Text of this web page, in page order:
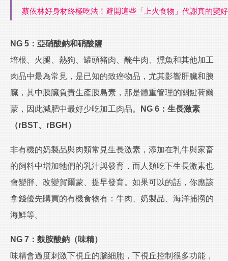
蔡依林好身材終極吃法！避開這些「上火食物」代謝真的變
NG 5：亞硝酸鈉和硝酸鹽
培根、火腿、熱狗、罐頭豬肉、醃牛肉、燻魚和其他加工
肉品中最為常見，是已知的致癌物品，尤其影響肝臟和胰
臟，其中胰臟負責生產胰島素，那是體重管理的關鍵荷爾
蒙，因此減肥中最好少吃加工肉品。
NG 6：生長激素
（rBST、rBGH）
非有機的奶製品與肉類常見生長激素，添加在乳牛與家畜
的飼料中增加牠們的乳汁與發育，而人類吃下生長激素也
會變胖、改變賀爾蒙、提早發育。如果可以的話，你應該
拿錢優先購買的有機食物有：牛肉、奶製品、海洋捕撈的
海鮮等。
NG 7：麩胺酸鈉（味精）
味精會過度刺激下視丘的腦細胞，下視丘控制很多功能，